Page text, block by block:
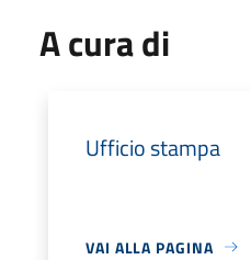
A cura di
Ufficio stampa
VAI ALLA PAGINA